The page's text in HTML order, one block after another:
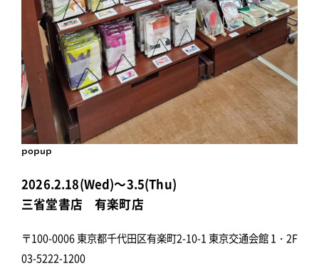
popup
2026.2.18(Wed)～3.5(Thu)
三省堂書店 有楽町店
〒100-0006 東京都千代田区有楽町2-10-1 東京交通会館 1・2F
03-5222-1200